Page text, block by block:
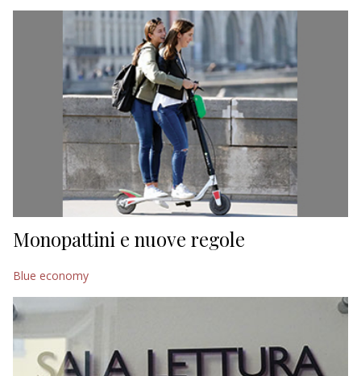
Monopattini e nuove regole
Blue economy